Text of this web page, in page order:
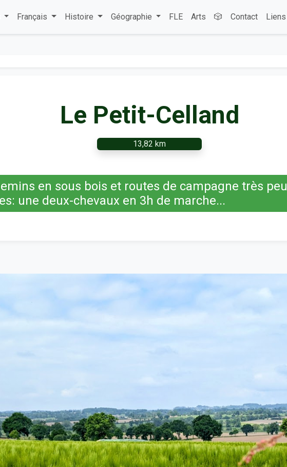
Français Histoire Géographie FLE Arts 🎲 Contact Liens
Le Petit-Celland
13,82 km
en sous bois et routes de campagne très peu
une deux-chevaux en 3h de marche...